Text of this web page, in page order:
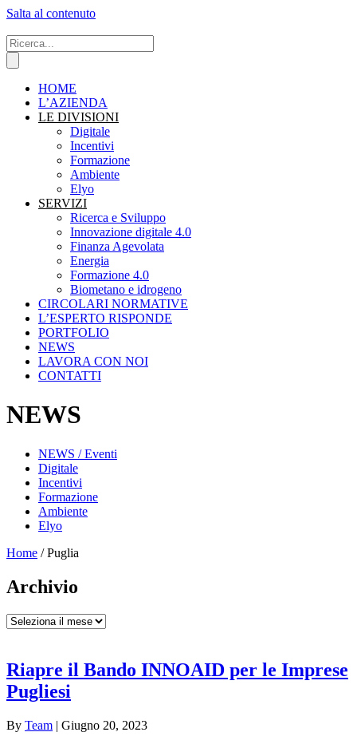
Salta al contenuto
HOME
L’AZIENDA
LE DIVISIONI
Digitale
Incentivi
Formazione
Ambiente
Elyo
SERVIZI
Ricerca e Sviluppo
Innovazione digitale 4.0
Finanza Agevolata
Energia
Formazione 4.0
Biometano e idrogeno
CIRCOLARI NORMATIVE
L’ESPERTO RISPONDE
PORTFOLIO
NEWS
LAVORA CON NOI
CONTATTI
NEWS
NEWS / Eventi
Digitale
Incentivi
Formazione
Ambiente
Elyo
Home /Puglia
Archivio
Archivio
Riapre il Bando INNOAID per le Imprese
Pugliesi
By Team | Giugno 20, 2023